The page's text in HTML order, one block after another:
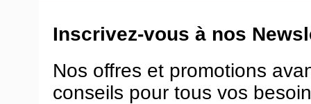
Inscrivez-vous à nos
Nos offres et promotions
conseils pour tous vos